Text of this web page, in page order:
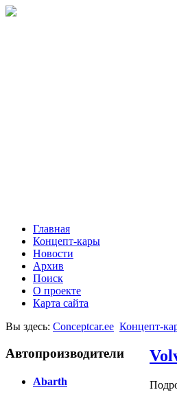
Главная
Концепт-кары
Новости
Архив
Поиск
О проекте
Карта сайта
Вы здесь: Conceptcar.ee Концепт-
Автопроизводители
Abarth